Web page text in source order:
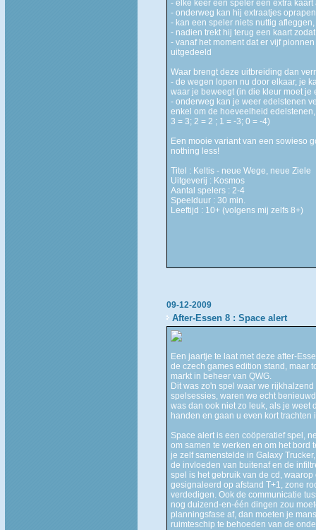
- elke keer een speler een extra
- onderweg kan hij extraatjes
- kan een speler niets nuttig
- nadien trekt hij terug een kaart
- vanaf het moment dat er vijf
uitgedeeld
Waar brengt deze uitbreiding dan
- de wegen lopen nu door elkaar, je
waar je beweegt (in die kleur moet je
- onderweg kan je weer edelstenen
enkel om de hoeveelheid
3 = 3; 2 = 2 ; 1 = -3; 0 = -4)
Een mooie variant van een sowieso
nothing less!
Titel : Keltis - neue Wege, neue Ziele
Uitgeverij : Kosmos
Aantal spelers : 2-4
Speelduur : 30 min.
Leeftijd : 10+ (volgens mij zelfs 8+)
09-12-2009
After-Essen 8 : Space alert
Een jaartje te laat met deze after-
de czech games edition stand, maar
markt in beheer van QWG.
Dit was zo'n spel waar we
spelsessies, waren we echt
was dan ook niet zo leuk, als je weet
handen en gaan u even kort
Space alert is een coöperatief spel,
om samen te werken en om het bord
je zelf samenstelde in Galaxy
de invloeden van buitenaf en de
spel is het gebruik van de cd,
gesignaleerd op afstand T+1, zone
verdedigen. Ook de communicatie
nog duizend-en-één dingen zou
planningsfase af, dan moeten je
ruimteschip te behoeden van de